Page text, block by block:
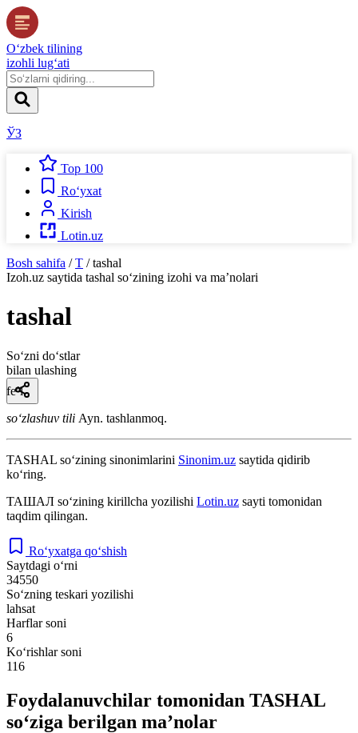
O‘zbek tilining
izohli lug‘ati
ЎЗ
Top 100
Ro‘yxat
Kirish
Lotin.uz
Bosh sahifa / T / tashal
Izoh.uz saytida tashal so‘zining izohi va ma’nolari
tashal
So‘zni do‘stlar
bilan ulashing
fe’l
so‘zlashuv tili Ayn. tashlanmoq.
TASHAL so‘zining sinonimlarini Sinonim.uz saytida qidirib
ko‘ring.
ТАШАЛ so‘zining kirillcha yozilishi Lotin.uz sayti tomonidan
taqdim qilingan.
Ro‘yxatga qo‘shish
Saytdagi o‘rni
34550
So‘zning teskari yozilishi
lahsat
Harflar soni
6
Ko‘rishlar soni
116
Foydalanuvchilar tomonidan TASHAL
so‘ziga berilgan ma’nolar